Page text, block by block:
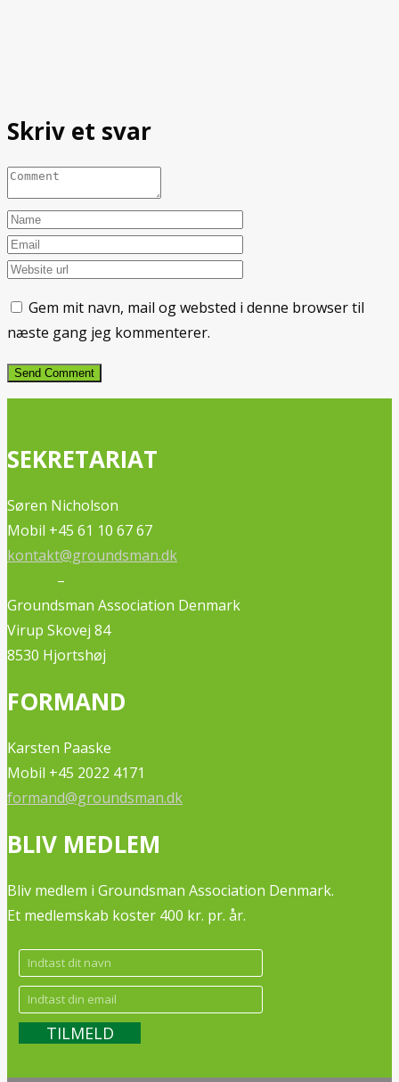
Skriv et svar
Gem mit navn, mail og websted i denne browser til
næste gang jeg kommenterer.
SEKRETARIAT
Søren Nicholson
Mobil +45 61 10 67 67
kontakt@groundsman.dk
–
Groundsman Association Denmark
Virup Skovej 84
8530 Hjortshøj
FORMAND
Karsten Paaske
Mobil +45 2022 4171
formand@groundsman.dk
BLIV MEDLEM
Bliv medlem i Groundsman Association Denmark.
Et medlemskab koster 400 kr. pr. år.